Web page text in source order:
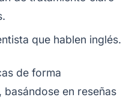
que hablen inglés.
de forma
en reseñas